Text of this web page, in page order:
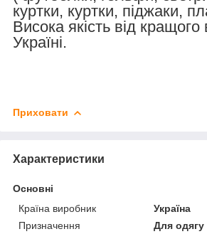
куртки, куртки, піджаки,
Висока якість від
Україні.
Приховати
Характеристики
Основні
Країна виробник
Україна
Призначення
Для